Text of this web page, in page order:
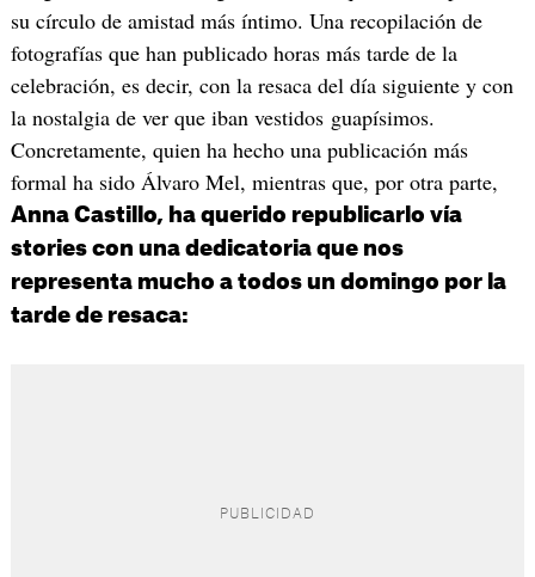
su círculo de amistad más íntimo. Una recopilación de
fotografías que han publicado horas más tarde de la
celebración, es decir, con la resaca del día siguiente y con
la nostalgia de ver que iban vestidos guapísimos.
Concretamente, quien ha hecho una publicación más
formal ha sido Álvaro Mel, mientras que, por otra parte,
Anna Castillo, ha querido republicarlo vía
stories con una dedicatoria que nos
representa mucho a todos un domingo por la
tarde de resaca: